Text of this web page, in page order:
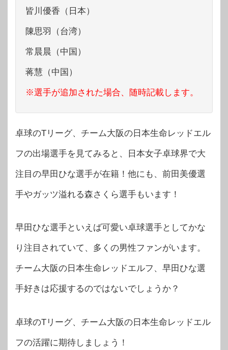
皆川優香（日本）
陳思羽（台湾）
常晨晨（中国）
蒋慧（中国）
※選手が追加された場合、随時記載します。
卓球のTリーグ、チーム大阪の日本生命レッドエル
フの出場選手を見てみると、日本女子卓球界で大
注目の早田ひな選手が在籍！他にも、前田美優選
手やガッツ溢れる森さくら選手もいます！
早田ひな選手といえば可愛い卓球選手としてかな
り注目されていて、多くの男性ファンがいます。
チーム大阪の日本生命レッドエルフ、早田ひな選
手好きは応援するのではないでしょうか？
卓球のTリーグ、チーム大阪の日本生命レッドエル
フの活躍に期待しましょう！